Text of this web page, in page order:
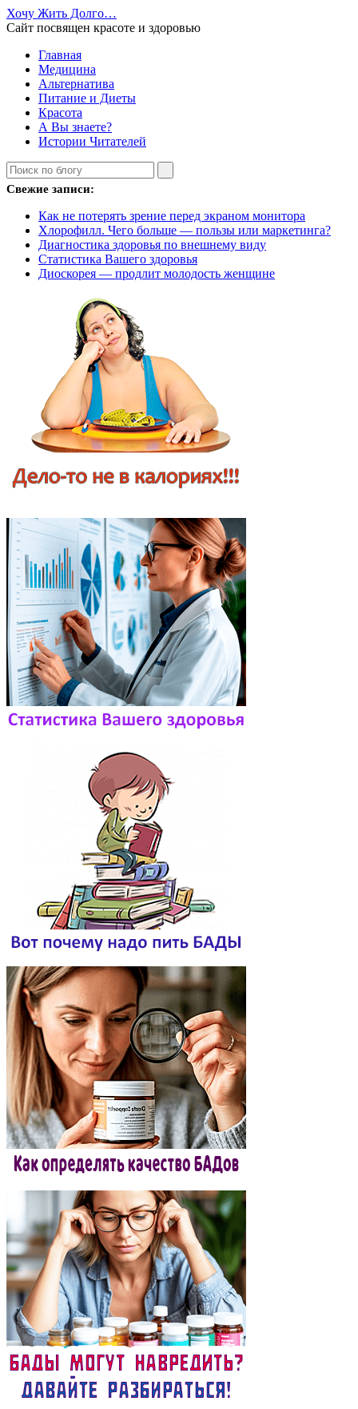
Хочу Жить Долго…
Сайт посвящен красоте и здоровью
Главная
Медицина
Альтернатива
Питание и Диеты
Красота
А Вы знаете?
Истории Читателей
Свежие записи:
Как не потерять зрение перед экраном монитора
Хлорофилл. Чего больше — пользы или маркетинга?
Диагностика здоровья по внешнему виду
Статистика Вашего здоровья
Диоскорея — продлит молодость женщине